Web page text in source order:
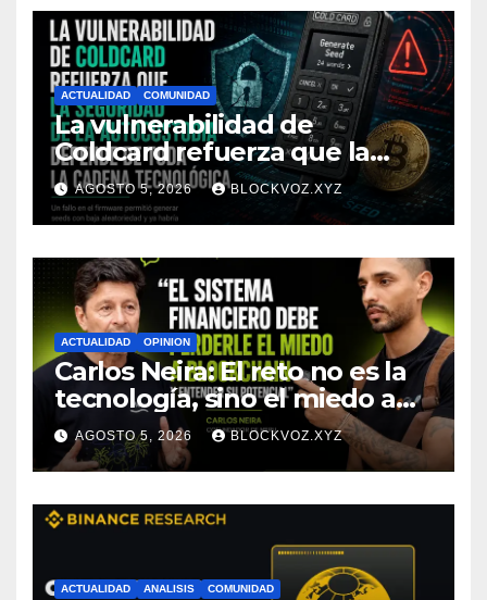
ACTUALIDAD COMUNIDAD
La vulnerabilidad de
Coldcard refuerza que la
seguridad de la autocustodia
depende de toda la cadena
tecnológica, afirma CoinEx
Research
AGOSTO 5, 2026 BLOCKVOZ.XYZ
ACTUALIDAD OPINION
Carlos Neira: El reto no es la
tecnología, sino el miedo a
entenderla
AGOSTO 5, 2026 BLOCKVOZ.XYZ
ACTUALIDAD ANALISIS COMUNIDAD